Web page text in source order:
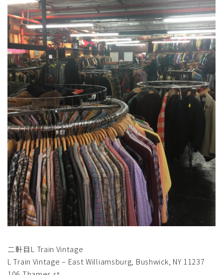
二軒目L Train Vintage
L Train Vintage – East Williamsburg, Bushwick, NY 11237